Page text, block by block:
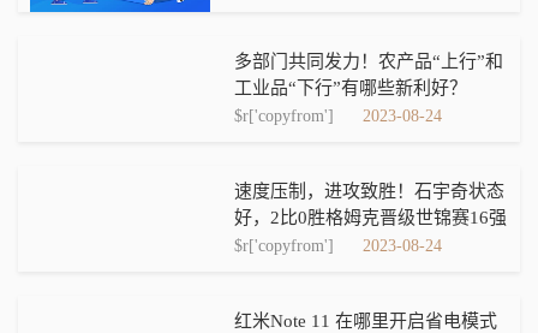
多部门共同发力！农产品“上行”和
工业品“下行”有哪些新利好？
$r['copyfrom'] 2023-08-24
速度压制，进攻致胜！石宇奇状态
好，2比0胜格姆克晋级世锦赛16强
$r['copyfrom'] 2023-08-24
红米Note 11 在哪里开启省电模式